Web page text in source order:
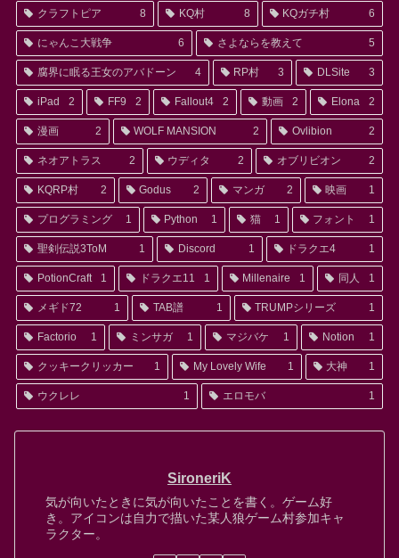
クラフトピア 8 KQ村 8 KQガチ村 6
にゃんこ大戦争 6 さよならを教えて 5
腐界に眠る王女のアバドーン 4 RP村 3 DLSite 3
iPad 2 FF9 2 Fallout4 2 動画 2 Elona 2
漫画 2 WOLF MANSION 2 Ovlibion 2
ネオアトラス 2 ウディタ 2 オブリビオン 2
KQRP村 2 Godus 2 マンガ 2 映画 1
プログラミング 1 Python 1 猫 1 フォント 1
聖剣伝説3ToM 1 Discord 1 ドラクエ4 1
PotionCraft 1 ドラクエ11 1 Millenaire 1 同人 1
メギド72 1 TAB譜 1 TRUMPシリーズ 1
Factorio 1 ミンサガ 1 マジバケ 1 Notion 1
クッキークリッカー 1 My Lovely Wife 1 大神 1
ウクレレ 1 エロモバ 1
SironeriK
気が向いたときに気が向いたことを書く。ゲーム好
き。アイコンは自力で描いた某人狼ゲーム村参加キャ
ラクター。